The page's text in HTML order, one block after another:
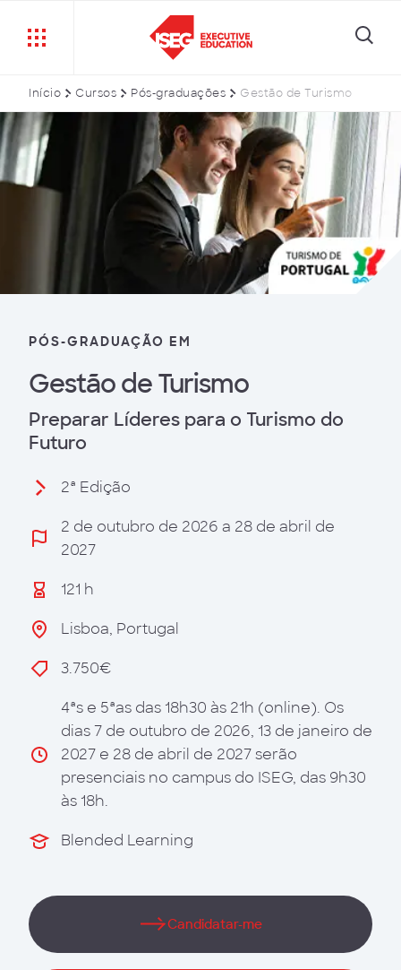
Início Cursos Pós-graduações Gestão de Turismo
PÓS-GRADUAÇÃO EM
Gestão de Turismo
Preparar Líderes para o Turismo do
Futuro
2ª Edição
2 de outubro de 2026 a 28 de abril de
2027
121 h
Lisboa, Portugal
3.750€
4ªs e 5ªas das 18h30 às 21h (online). Os
dias 7 de outubro de 2026, 13 de janeiro de
2027 e 28 de abril de 2027 serão
presenciais no campus do ISEG, das 9h30
às 18h.
Blended Learning
Candidatar-me